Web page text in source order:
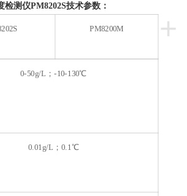
检测仪PM8202S技术参数：
+
PM8200M
0-50g/L；-10-130℃
0.01g/L；0.1℃